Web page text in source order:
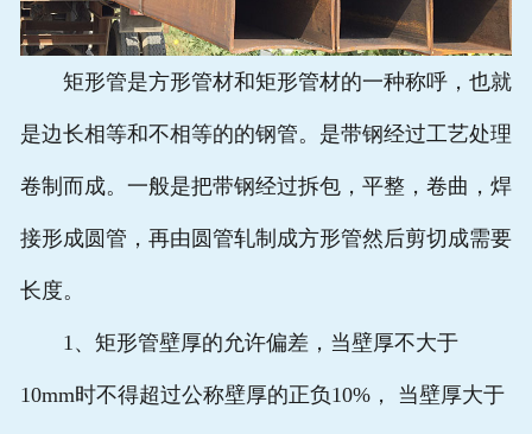
矩形管是方形管材和矩形管材的一种称呼，也就
是边长相等和不相等的的钢管。是带钢经过工艺处理
卷制而成。一般是把带钢经过拆包，平整，卷曲，焊
接形成圆管，再由圆管轧制成方形管然后剪切成需要
长度。
1、矩形管壁厚的允许偏差，当壁厚不大于
10mm时不得超过公称壁厚的正负10%， 当壁厚大于